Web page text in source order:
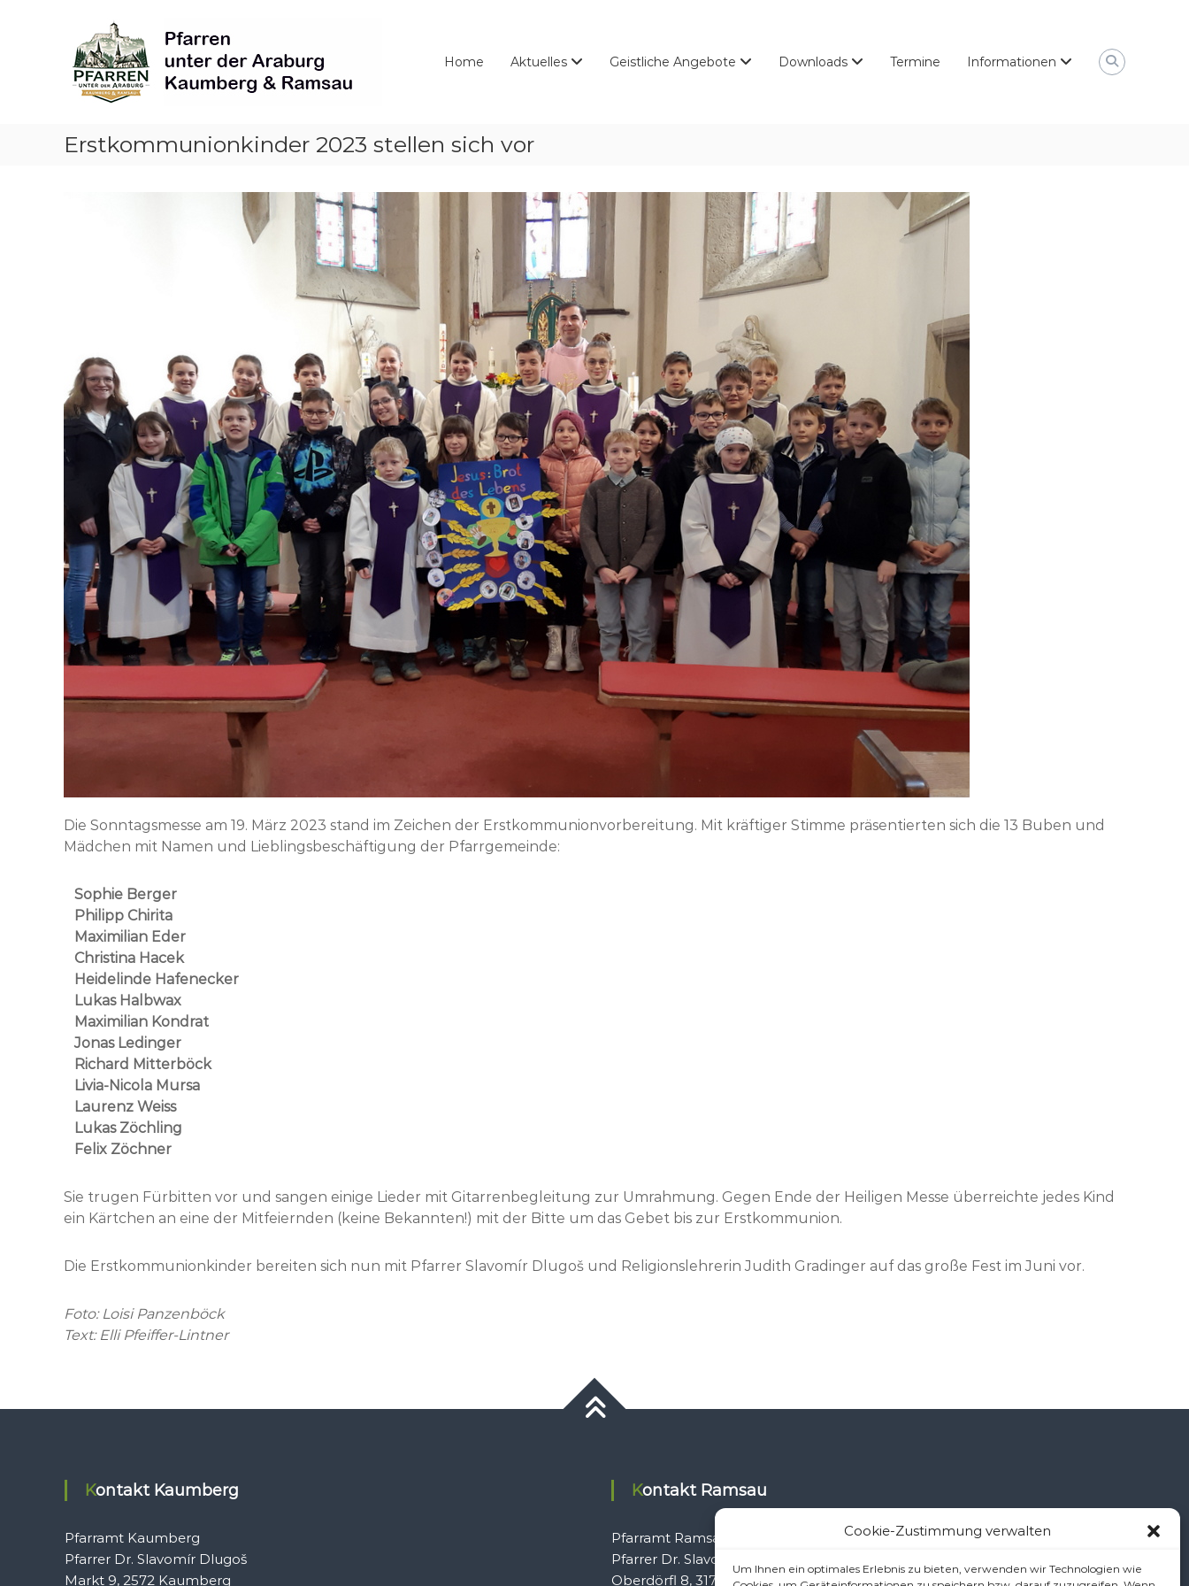
Cookie-Zustimmung verwalten
Um Ihnen ein optimales Erlebnis zu bieten, verwenden wir Technologien wie
Pfarren
unter
derAraburg
in
Kaumberg
Home Aktuelles Geistliche Angebote Downloads Termine Informationen
Erstkommunionkinder 2023 stellen sich vor
Die Sonntagsmesse am 19. März 2023 stand im Zeichen der Erstkommunionvorbereitung. Mit kräftiger Stimme präsentierten sich die 13 Buben und
Mädchen mit Namen und Lieblingsbeschäftigung der Pfarrgemeinde:
Sophie Berger
Philipp Chirita
Maximilian Eder
Christina Hacek
Heidelinde Hafenecker
Lukas Halbwax
Maximilian Kondrat
Jonas Ledinger
Richard Mitterböck
Livia-Nicola Mursa
Laurenz Weiss
Lukas Zöchling
Felix Zöchner
Sie trugen Fürbitten vor und sangen einige Lieder mit Gitarrenbegleitung zur Umrahmung. Gegen Ende der Heiligen Messe überreichte jedes Kind
ein Kärtchen an eine der Mitfeiernden (keine Bekannten!) mit der Bitte um das Gebet bis zur Erstkommunion.
Die Erstkommunionkinder bereiten sich nun mit Pfarrer Slavomír Dlugoš und Religionslehrerin Judith Gradinger auf das große Fest im Juni vor.
Foto: Loisi Panzenböck
Text: Elli Pfeiffer-Lintner
Kontakt Kaumberg
Pfarramt Kaumberg
Pfarrer Dr. Slavomír Dlugoš
Markt 9, 2572 Kaumberg
Kontakt Ramsau
Pfarramt Ramsau
Pfarrer Dr. Slavomír Dlugoš
Oberdörfl 8, 3172 Ramsau